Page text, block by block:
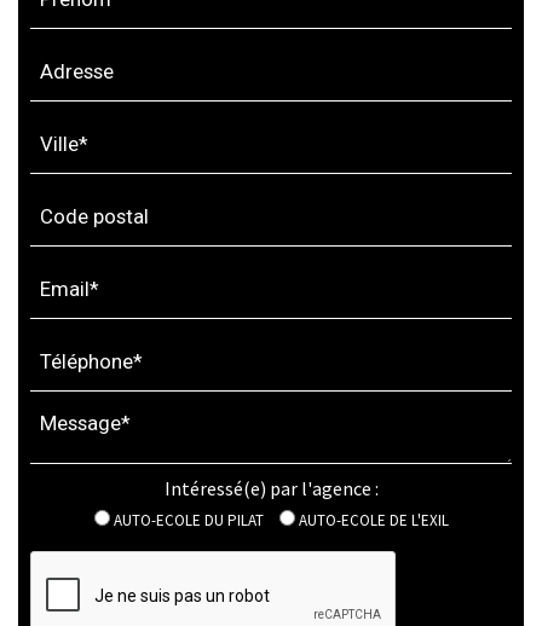
Intéressé(e) par l'agence :
AUTO-ECOLE DU PILAT AUTO-ECOLE DE L'EXIL